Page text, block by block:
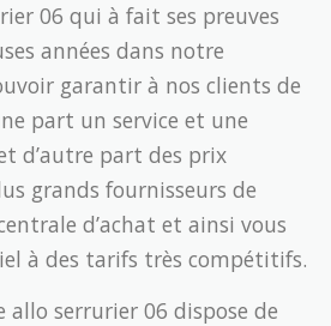
06 qui à fait ses preuves
années dans notre
garantir à nos clients de
part un service et une
d’autre part des prix
grands fournisseurs de
d’achat et ainsi vous
à des tarifs très compétitifs.
allo serrurier 06 dispose de